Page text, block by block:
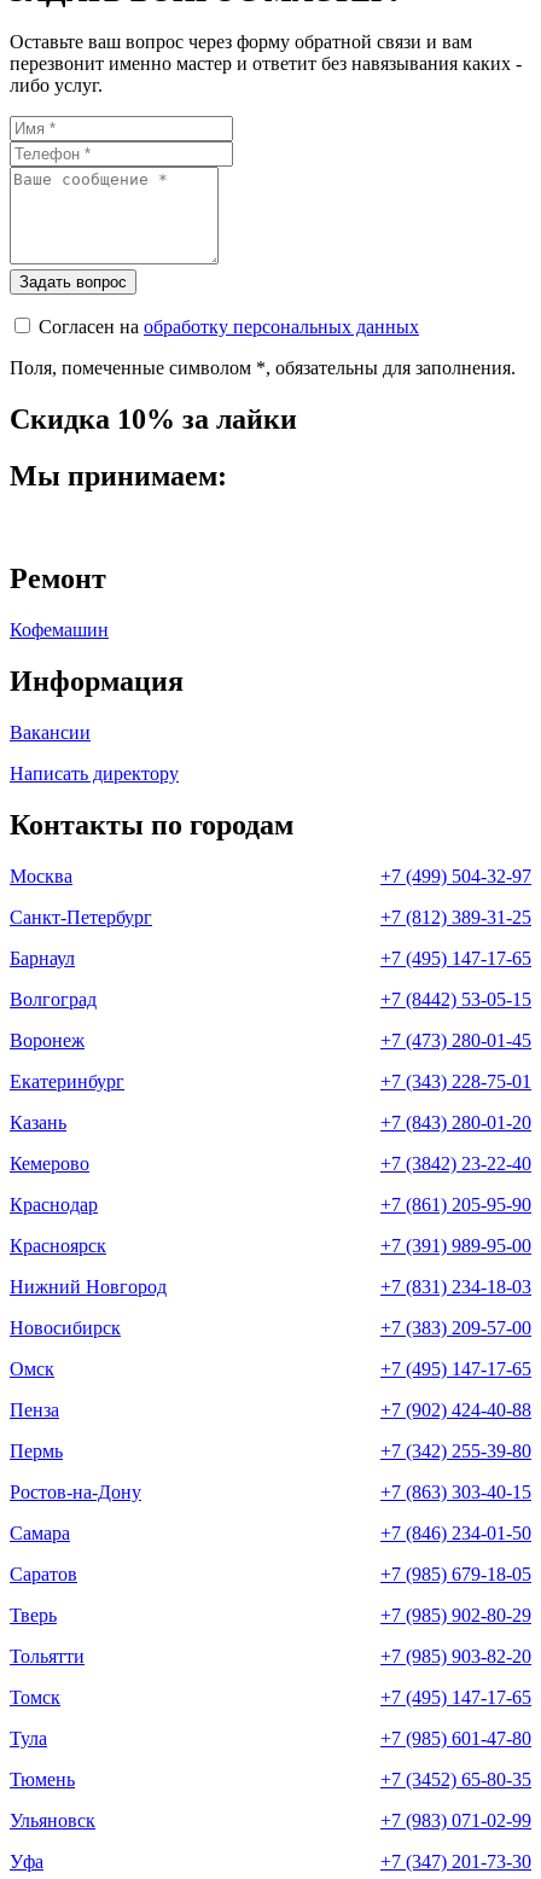
Оставьте ваш вопрос через форму обратной связи и вам
перезвонит именно мастер и ответит без навязывания каких -
либо услуг.
Согласен на обработку персональных данных
Поля, помеченные символом *, обязательны для заполнения.
Скидка 10% за лайки
Мы принимаем:
Ремонт
Кофемашин
Информация
Вакансии
Написать директору
Контакты по городам
Москва
+7 (499) 504-32-97
Санкт-Петербург
+7 (812) 389-31-25
Барнаул
+7 (495) 147-17-65
Волгоград
+7 (8442) 53-05-15
Воронеж
+7 (473) 280-01-45
Екатеринбург
+7 (343) 228-75-01
Казань
+7 (843) 280-01-20
Кемерово
+7 (3842) 23-22-40
Краснодар
+7 (861) 205-95-90
Красноярск
+7 (391) 989-95-00
Нижний Новгород
+7 (831) 234-18-03
Новосибирск
+7 (383) 209-57-00
Омск
+7 (495) 147-17-65
Пенза
+7 (902) 424-40-88
Пермь
+7 (342) 255-39-80
Ростов-на-Дону
+7 (863) 303-40-15
Самара
+7 (846) 234-01-50
Саратов
+7 (985) 679-18-05
Тверь
+7 (985) 902-80-29
Тольятти
+7 (985) 903-82-20
Томск
+7 (495) 147-17-65
Тула
+7 (985) 601-47-80
Тюмень
+7 (3452) 65-80-35
Ульяновск
+7 (983) 071-02-99
Уфа
+7 (347) 201-73-30